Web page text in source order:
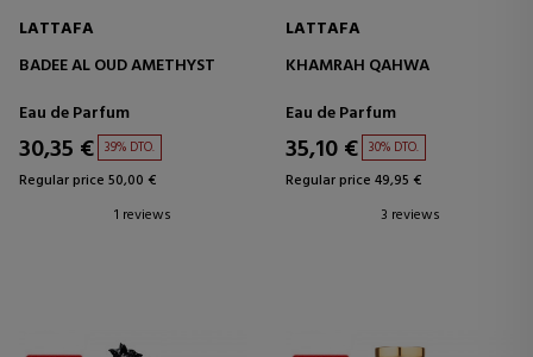
LATTAFA
BADEE AL OUD AMETHYST
Eau de Parfum
30,35 € 39% DTO.
Regular price 50,00 €
1 reviews
LATTAFA
KHAMRAH QAHWA
Eau de Parfum
35,10 € 30% DTO.
Regular price 49,95 €
3 reviews